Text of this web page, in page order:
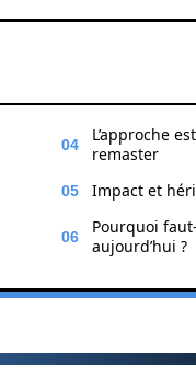
L’approche
remaster
Impact et
Pourquoi
aujourd’hui ?